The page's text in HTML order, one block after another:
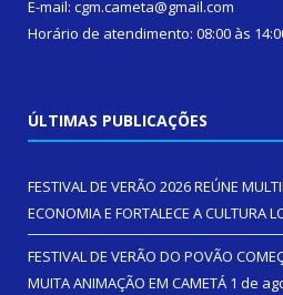
E-mail: cgm.cameta@gmail.com
Horário de atendimento: 08:00 às
ÚLTIMAS PUBLICAÇÕES
FESTIVAL DE VERÃO 2026 REÚNE
ECONOMIA E FORTALECE A CULTURA
FESTIVAL DE VERÃO DO POVÃO
MUITA ANIMAÇÃO EM CAMETÁ 1 de